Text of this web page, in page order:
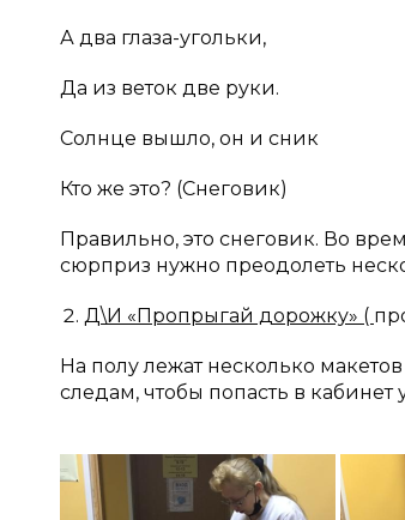
А два глаза-угольки,
Да из веток две руки.
Солнце вышло, он и сник
Кто же это? (Снеговик)
Правильно, это снеговик. Во
сюрприз нужно преодолеть
Д\И «Пропрыгай дорожку» (
На полу лежат несколько
следам, чтобы попасть в кабинет